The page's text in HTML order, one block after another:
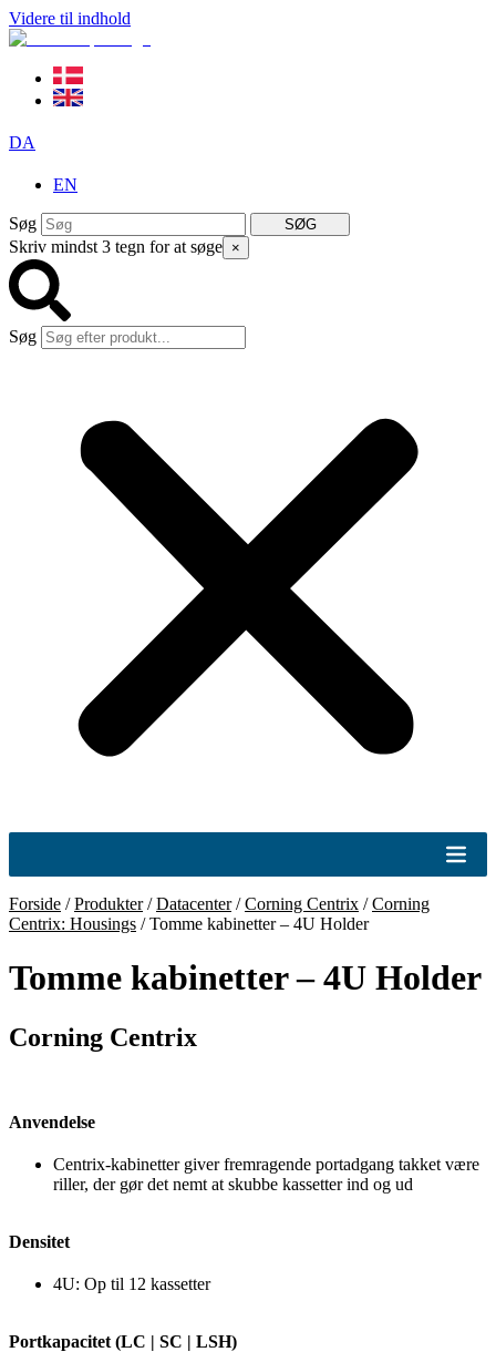
Videre til indhold
DA
EN
Søg SØG
Skriv mindst 3 tegn for at søge ×
Søg
Forside /Produkter/Datacenter/Corning Centrix /Corning
Centrix: Housings /Tomme kabinetter – 4U Holder
Tomme kabinetter – 4U Holder
Corning Centrix
Anvendelse
Centrix-kabinetter giver fremragende portadgang takket være
riller, der gør det nemt at skubbe kassetter ind og ud
Densitet
4U: Op til 12 kassetter
Portkapacitet (LC | SC | LSH)